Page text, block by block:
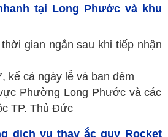
tại Long Phước và khu
gian ngắn sau khi tiếp nhận
kể cả ngày lễ và ban đêm
Phường Long Phước và các
TP. Thủ Đức
dịch vụ thay ắc quy Rocket